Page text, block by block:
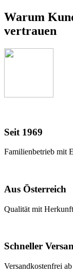
Warum
vertrauen
Seit 1969
Familienbetrieb mit
Aus Österreich
Qualität mit
Schneller
Versandkostenfrei